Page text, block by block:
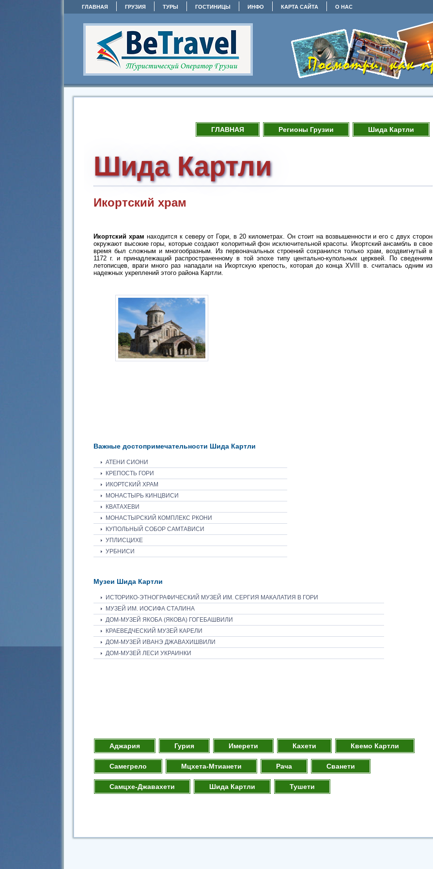
ГЛАВНАЯ ГРУЗИЯ ТУРЫ ГОСТИНИЦЫ ИНФО КАРТА САЙТА О НАС
ГЛАВНАЯ Регионы Грузии Шида Картли
Шида Картли
Икортский храм
Икортский храм находится к северу от Гори, в 20 километрах. Он стоит на возвышенности и его с двух сторон
окружают высокие горы, которые создают колоритный фон исключительной красоты. Икортский ансамбль в свое
время был сложным и многообразным. Из первоначальных строений сохранился только храм, воздвигнутый в
1172 г. и принадлежащий распространенному в той эпохе типу центально-купольных церквей. По сведениям
летописцев, враги много раз нападали на Икортскую крепость, которая до конца XVIII в. считалась одним из
надежных укреплений этого района Картли.
Важные достопримечательности Шида Картли
АТЕНИ СИОНИ
КРЕПОСТЬ ГОРИ
ИКОРТСКИЙ ХРАМ
МОНАСТЫРЬ КИНЦВИСИ
КВАТАХЕВИ
МОНАСТЫРСКИЙ КОМПЛЕКС РКОНИ
КУПОЛЬНЫЙ СОБОР САМТАВИСИ
УПЛИСЦИХЕ
УРБНИСИ
Музеи Шида Картли
ИСТОРИКО-ЭТНОГРАФИЧЕСКИЙ МУЗЕЙ ИМ. СЕРГИЯ МАКАЛАТИЯ В ГОРИ
МУЗЕЙ ИМ. ИОСИФА СТАЛИНА
ДОМ-МУЗЕЙ ЯКОБА (ЯКОВА) ГОГЕБАШВИЛИ
КРАЕВЕДЧЕСКИЙ МУЗЕЙ КАРЕЛИ
ДОМ-МУЗЕЙ ИВАНЭ ДЖАВАХИШВИЛИ
ДОМ-МУЗЕЙ ЛЕСИ УКРАИНКИ
Аджария Гурия Имерети Кахети Квемо Картли
Самегрело Мцхета-Мтианети Рача Сванети
Самцхе-Джавахети Шида Картли Тушети